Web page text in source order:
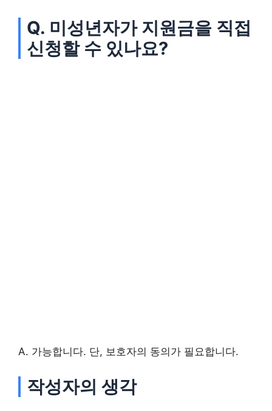
Q. 미성년자가 지원금을 직접
신청할 수 있나요?
A. 가능합니다. 단, 보호자의 동의가 필요합니다.
작성자의 생각